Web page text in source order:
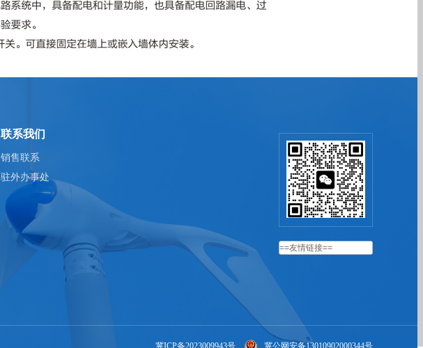
联系我们
销售联系
驻外办事处
冀ICP备2023009943号 冀公网安备13010902000344号